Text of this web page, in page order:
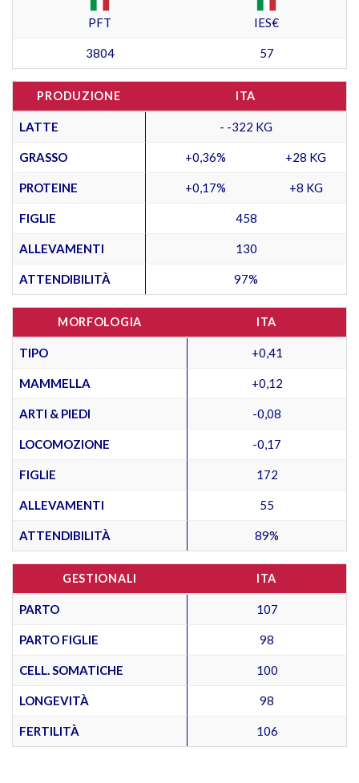
PFT IES€
3804 57
PRODUZIONE ITA
LATTE - -322 KG
GRASSO +0,36% +28 KG
PROTEINE +0,17% +8 KG
FIGLIE 458
ALLEVAMENTI 130
ATTENDIBILITÀ 97%
MORFOLOGIA ITA
TIPO +0,41
MAMMELLA +0,12
ARTI & PIEDI -0,08
LOCOMOZIONE -0,17
FIGLIE 172
ALLEVAMENTI 55
ATTENDIBILITÀ 89%
GESTIONALI ITA
PARTO 107
PARTO FIGLIE 98
CELL. SOMATICHE 100
LONGEVITÀ 98
FERTILITÀ 106